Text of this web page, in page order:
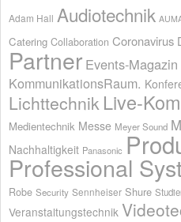
Adam Hall Audiotechnik
Catering Collaboration Coronavirus
Partner Events-Magazin
KommunikationsRaum.
Lichttechnik Live-
Medientechnik Messe Meyer Sound
Nachhaltigkeit Panasonic
Professional
Robe Security Sennheiser Shure
Veranstaltungstechnik